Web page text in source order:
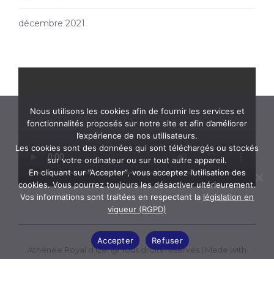
décembre 2021
Athénée Royal d’Izel @ Tous droits réservés | Made with
Nous utilisons les cookies afin de fournir les services et
fonctionnalités proposés sur notre site et afin d’améliorer
l’expérience de nos utilisateurs.
Les cookies sont des données qui sont téléchargés ou stockés
sur votre ordinateur ou sur tout autre appareil.
En cliquant sur ”Accepter”, vous acceptez l’utilisation des
cookies. Vous pourrez toujours les désactiver ultérieurement.
Vos informations sont traitées en respectant la législation en
vigueur (RGPD)
Accepter Refuser